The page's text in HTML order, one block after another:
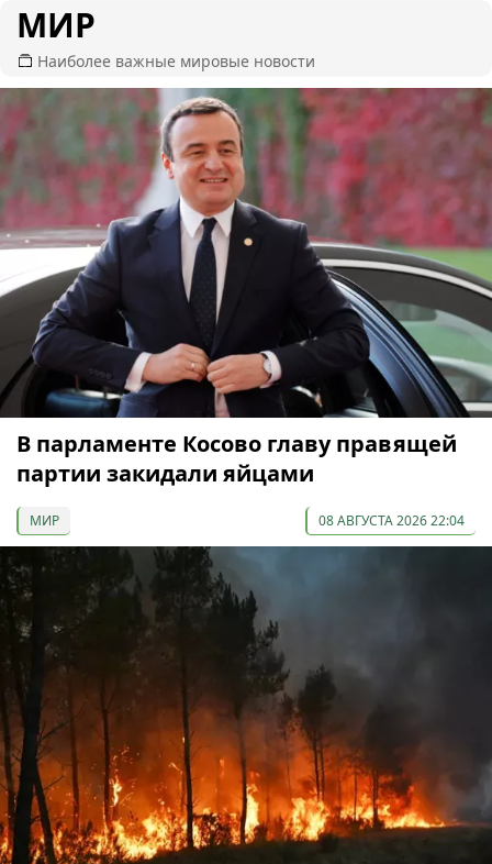
МИР
Наиболее важные мировые новости
В парламенте Косово главу правящей
партии закидали яйцами
МИР 08 АВГУСТА 2026 22:04